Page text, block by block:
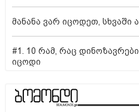
მანანა ვარ იცოდეთ, სხვაში
#1. 10 რამ, რაც
იცოდი